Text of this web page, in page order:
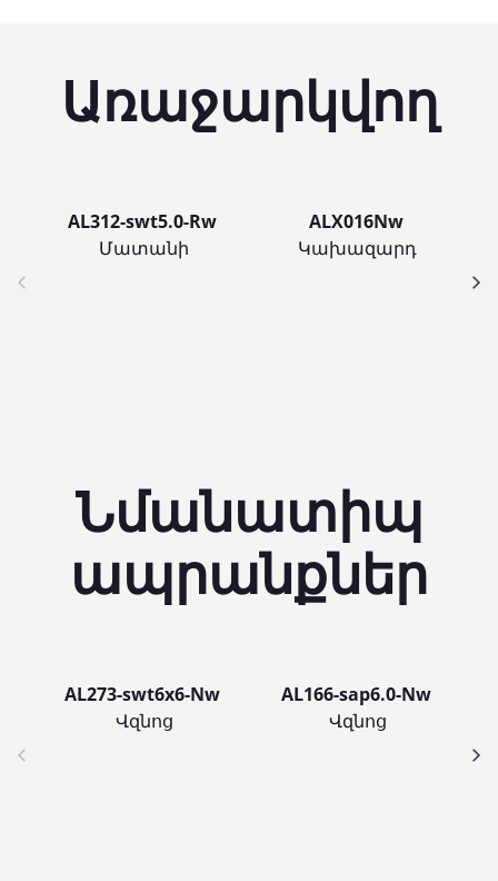
Առաջարկվող
AL312-swt5.0-Rw
Մատանի
ALX016Nw
Կախազարդ
Նմանատիպ
ապրանքներ
AL273-swt6x6-Nw
Վզնոց
AL166-sap6.0-Nw
Վզնոց